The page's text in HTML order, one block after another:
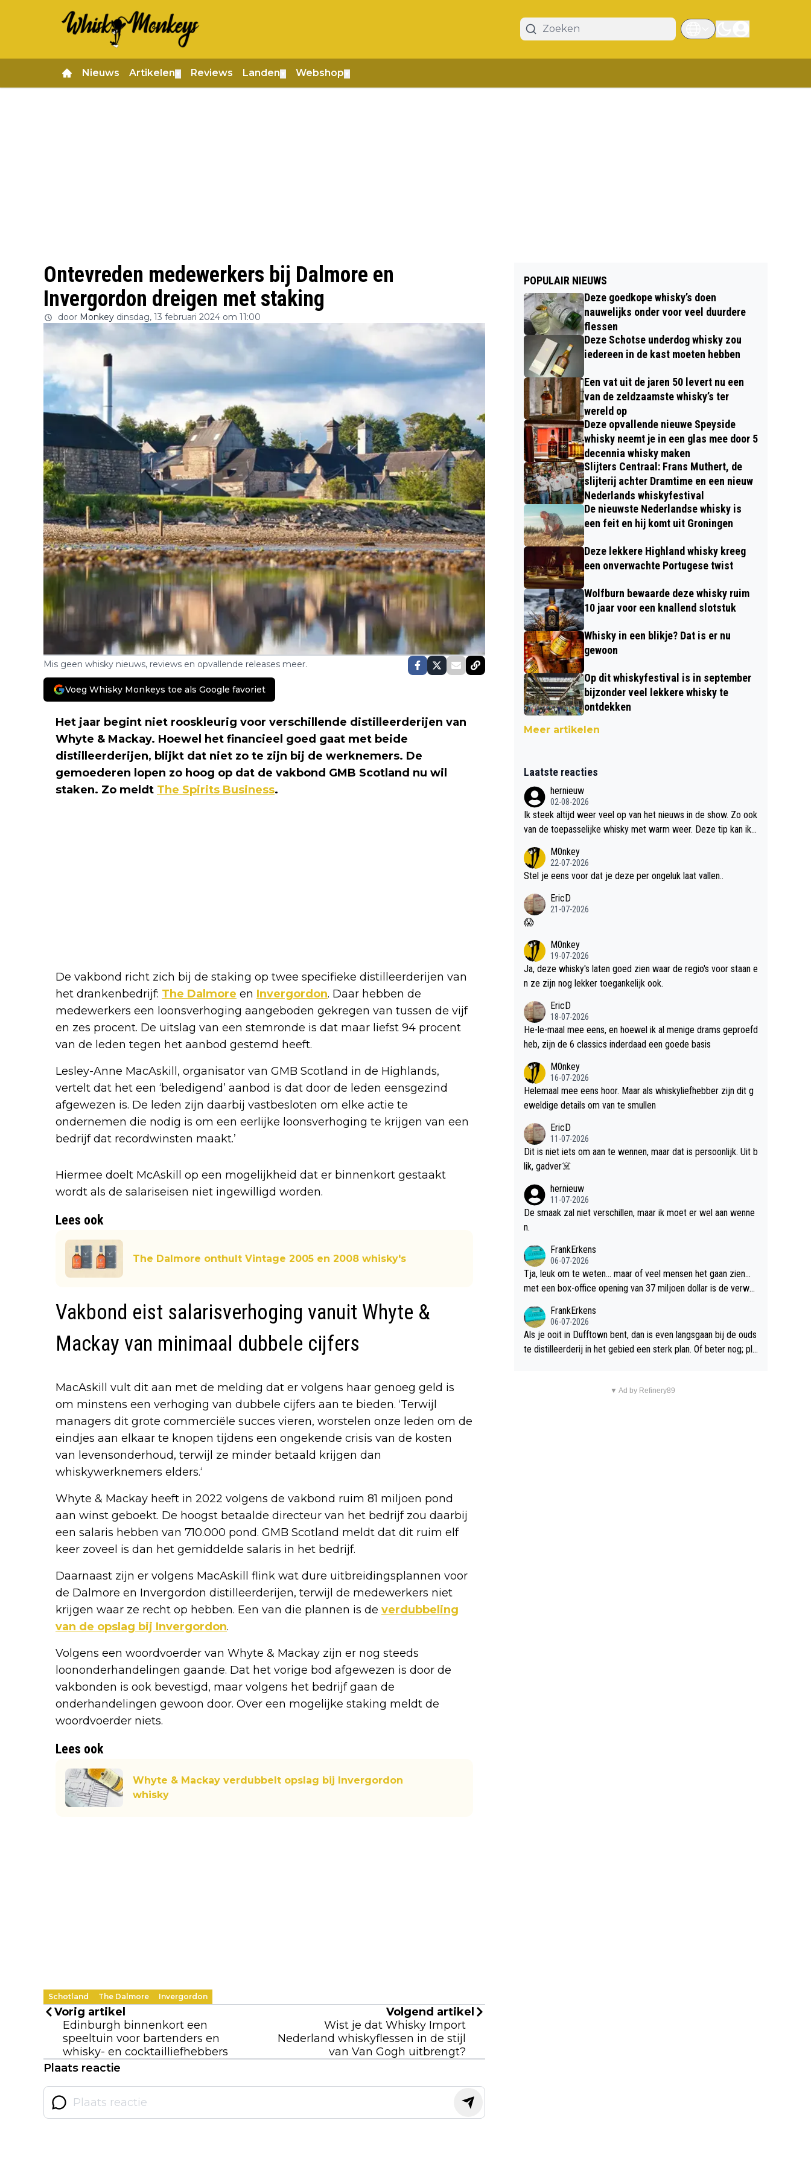
Nieuws Artikelen Reviews Landen Webshop
Ontevreden medewerkers bij Dalmore en
Invergordon dreigen met staking
door Monkey dinsdag, 13 februari 2024 om 11:00
Mis geen whisky nieuws, reviews en opvallende releases meer.
Voeg Whisky Monkeys toe als Google favoriet
Het jaar begint niet rooskleurig voor verschillende distilleerderijen van
Whyte & Mackay. Hoewel het financieel goed gaat met beide
distilleerderijen, blijkt dat niet zo te zijn bij de werknemers. De
gemoederen lopen zo hoog op dat de vakbond GMB Scotland nu wil
staken. Zo meldt The Spirits Business.
De vakbond richt zich bij de staking op twee specifieke distilleerderijen van
het drankenbedrijf: The Dalmore en Invergordon. Daar hebben de
medewerkers een loonsverhoging aangeboden gekregen van tussen de vijf
en zes procent. De uitslag van een stemronde is dat maar liefst 94 procent
van de leden tegen het aanbod gestemd heeft.
Lesley-Anne MacAskill, organisator van GMB Scotland in de Highlands,
vertelt dat het een ‘beledigend’ aanbod is dat door de leden eensgezind
afgewezen is. De leden zijn daarbij vastbesloten om elke actie te
ondernemen die nodig is om een eerlijke loonsverhoging te krijgen van een
bedrijf dat recordwinsten maakt.’
Hiermee doelt McAskill op een mogelijkheid dat er binnenkort gestaakt
wordt als de salariseisen niet ingewilligd worden.
Lees ook
The Dalmore onthult Vintage 2005 en 2008 whisky's
Vakbond eist salarisverhoging vanuit Whyte &
Mackay van minimaal dubbele cijfers
MacAskill vult dit aan met de melding dat er volgens haar genoeg geld is
om minstens een verhoging van dubbele cijfers aan te bieden. ‘Terwijl
managers dit grote commerciële succes vieren, worstelen onze leden om de
eindjes aan elkaar te knopen tijdens een ongekende crisis van de kosten
van levensonderhoud, terwijl ze minder betaald krijgen dan
whiskywerknemers elders.‘
Whyte & Mackay heeft in 2022 volgens de vakbond ruim 81 miljoen pond
aan winst geboekt. De hoogst betaalde directeur van het bedrijf zou daarbij
een salaris hebben van 710.000 pond. GMB Scotland meldt dat dit ruim elf
keer zoveel is dan het gemiddelde salaris in het bedrijf.
Daarnaast zijn er volgens MacAskill flink wat dure uitbreidingsplannen voor
de Dalmore en Invergordon distilleerderijen, terwijl de medewerkers niet
krijgen waar ze recht op hebben. Een van die plannen is de verdubbeling
van de opslag bij Invergordon.
Volgens een woordvoerder van Whyte & Mackay zijn er nog steeds
loononderhandelingen gaande. Dat het vorige bod afgewezen is door de
vakbonden is ook bevestigd, maar volgens het bedrijf gaan de
onderhandelingen gewoon door. Over een mogelijke staking meldt de
woordvoerder niets.
Lees ook
Whyte & Mackay verdubbelt opslag bij Invergordon
whisky
Schotland The Dalmore Invergordon
Vorig artikel
Edinburgh binnenkort een
speeltuin voor bartenders en
whisky- en cocktailliefhebbers
Volgend artikel
Wist je dat Whisky Import
Nederland whiskyflessen in de stijl
van Van Gogh uitbrengt?
Plaats reactie
POPULAIR NIEUWS
Deze goedkope whisky’s doen
nauwelijks onder voor veel duurdere
flessen
Deze Schotse underdog whisky zou
iedereen in de kast moeten hebben
Een vat uit de jaren 50 levert nu een
van de zeldzaamste whisky’s ter
wereld op
Deze opvallende nieuwe Speyside
whisky neemt je in een glas mee door 5
decennia whisky maken
Slijters Centraal: Frans Muthert, de
slijterij achter Dramtime en een nieuw
Nederlands whiskyfestival
De nieuwste Nederlandse whisky is
een feit en hij komt uit Groningen
Deze lekkere Highland whisky kreeg
een onverwachte Portugese twist
Wolfburn bewaarde deze whisky ruim
10 jaar voor een knallend slotstuk
Whisky in een blikje? Dat is er nu
gewoon
Op dit whiskyfestival is in september
bijzonder veel lekkere whisky te
ontdekken
Meer artikelen
Laatste reacties
hernieuw
02-08-2026
Ik steek altijd weer veel op van het nieuws in de show. Zo ook
van de toepasselijke whisky met warm weer. Deze tip kan ik
M0nkey
22-07-2026
Stel je eens voor dat je deze per ongeluk laat vallen..
EricD
21-07-2026
😱
M0nkey
19-07-2026
Ja, deze whisky's laten goed zien waar de regio's voor staan e
n ze zijn nog lekker toegankelijk ook.
EricD
18-07-2026
He-le-maal mee eens, en hoewel ik al menige drams geproefd
heb, zijn de 6 classics inderdaad een goede basis
M0nkey
16-07-2026
Helemaal mee eens hoor. Maar als whiskyliefhebber zijn dit g
eweldige details om van te smullen
EricD
11-07-2026
Dit is niet iets om aan te wennen, maar dat is persoonlijk. Uit b
lik, gadver☠️
hernieuw
11-07-2026
De smaak zal niet verschillen, maar ik moet er wel aan wenne
n.
FrankErkens
06-07-2026
Tja, leuk om te weten... maar of veel mensen het gaan zien...
met een box-office opening van 37 miljoen dollar is de verwa
FrankErkens
06-07-2026
Als je ooit in Dufftown bent, dan is even langsgaan bij de ouds
te distilleerderij in het gebied een sterk plan. Of beter nog; pla
▼ Ad by Refinery89